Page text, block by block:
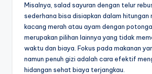
Misalnya, salad sayuran dengan telur
sederhana bisa disiapkan dalam hitungan
kacang merah atau ayam dengan
merupakan pilihan lainnya yang tidak
waktu dan biaya. Fokus pada makanan
namun penuh gizi adalah cara efektif
hidangan sehat biaya terjangkau.